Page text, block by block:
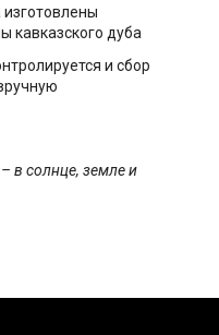
кавказского дуба
и сбор
в солнце, земле и